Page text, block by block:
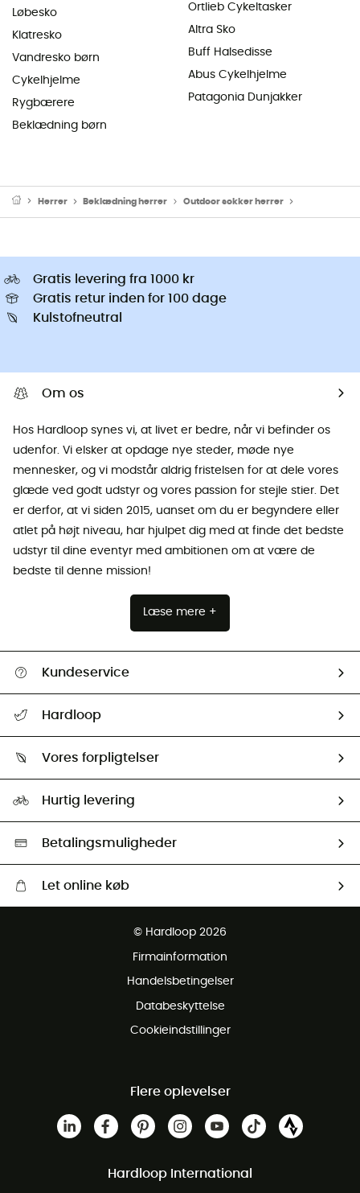
Løbesko
Klatresko
Vandresko børn
Cykelhjelme
Rygbærere
Beklædning børn
Ortlieb Cykeltasker
Altra Sko
Buff Halsedisse
Abus Cykelhjelme
Patagonia Dunjakker
Herrer Beklædning herrer Outdoor sokker herrer
Gratis levering fra 1000 kr
Gratis retur inden for 100 dage
Kulstofneutral
Om os
Hos Hardloop synes vi, at livet er bedre, når vi befinder os
udenfor. Vi elsker at opdage nye steder, møde nye
mennesker, og vi modstår aldrig fristelsen for at dele vores
glæde ved godt udstyr og vores passion for stejle stier. Det
er derfor, at vi siden 2015, uanset om du er begyndere eller
atlet på højt niveau, har hjulpet dig med at finde det bedste
udstyr til dine eventyr med ambitionen om at være de
bedste til denne mission!
Læse mere +
Kundeservice
Returnering & Tilbagebetaling
Hardloop
Our ambassadors
Vores forpligtelser
Second hand
HardGreen Udvalg
Hurtig levering
Betalingsmuligheder
Let online køb
Gratis retur inden for 100 dage
© Hardloop 2026
Firmainformation
Handelsbetingelser
Databeskyttelse
Cookieindstillinger
Flere oplevelser
Hardloop International